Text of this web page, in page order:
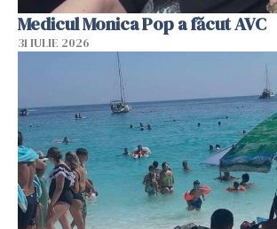
Medicul Monica Pop a făcut AVC
31 IULIE 2026